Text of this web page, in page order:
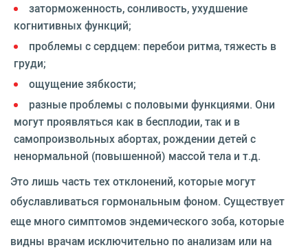
заторможенность, сонливость, ухудшение
когнитивных функций;
проблемы с сердцем: перебои ритма, тяжесть в
груди;
ощущение зябкости;
разные проблемы с половыми функциями. Они
могут проявляться как в бесплодии, так и в
самопроизвольных абортах, рождении детей с
ненормальной (повышенной) массой тела и т.д.
Это лишь часть тех отклонений, которые могут
обуславливаться гормональным фоном. Существует
еще много симптомов эндемического зоба, которые
видны врачам исключительно по анализам или на